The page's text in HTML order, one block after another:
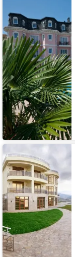
Ривьера
Гостевой
дом
Мирный